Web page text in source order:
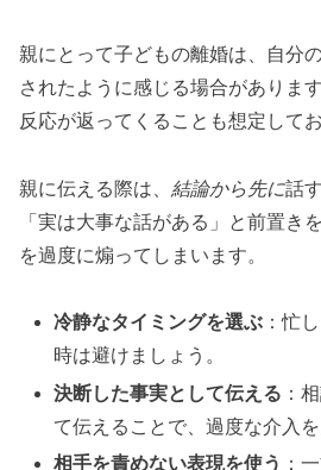
親にとって子どもの離婚は、自分
されたように感じる場合がありま
反応が返ってくることも想定して
親に伝える際は、 結論から先に話
「実は大事な話がある」と前置き
を過度に煽ってしまいます。
冷静なタイミングを選ぶ ：忙
時は避けましょう。
決断した事実として伝える ：
て伝えることで、過度な介入を
相手を責めない表現を使う ：